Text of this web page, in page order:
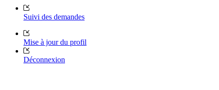
Suivi des demandes
Mise à jour du profil
Déconnexion